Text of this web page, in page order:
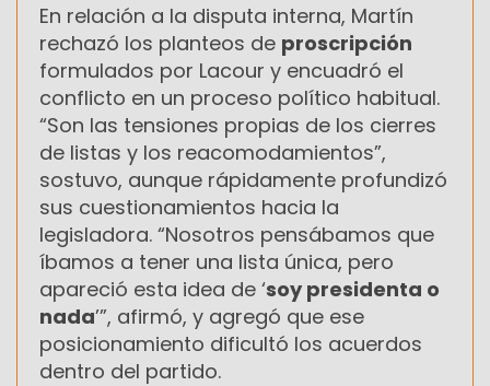
En relación a la disputa interna, Martín
rechazó los planteos de proscripción
formulados por Lacour y encuadró el
conflicto en un proceso político habitual.
“Son las tensiones propias de los cierres
de listas y los reacomodamientos”,
sostuvo, aunque rápidamente profundizó
sus cuestionamientos hacia la
legisladora. “Nosotros pensábamos que
íbamos a tener una lista única, pero
apareció esta idea de ‘soy presidenta o
nada’”, afirmó, y agregó que ese
posicionamiento dificultó los acuerdos
dentro del partido.